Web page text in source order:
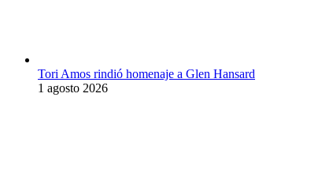
Tori Amos rindió homenaje a Glen Hansard
1 agosto 2026